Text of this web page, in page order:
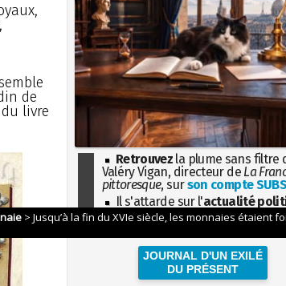
de
livre
Retrouvez la plume sans filtre
Valéry Vigan, directeur de La
pittoresque, surson compte
Il s'attarde sur l'actualité
sociétaleavec la hauteur de vue
JOURNAL D'UN EXILÉ
DU PRÉSENT